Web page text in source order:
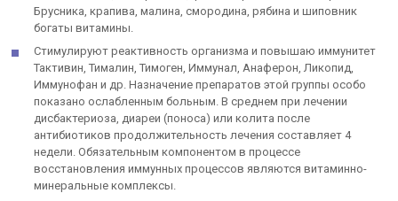
Брусника, крапива, малина, смородина, рябина и шиповник
богаты витамины.
Стимулируют реактивность организма и повышаю иммунитет
Тактивин, Тималин, Тимоген, Иммунал, Анаферон, Ликопид,
Иммунофан и др. Назначение препаратов этой группы особо
показано ослабленным больным. В среднем при лечении
дисбактериоза, диареи (поноса) или колита после
антибиотиков продолжительность лечения составляет 4
недели. Обязательным компонентом в процессе
восстановления иммунных процессов являются витаминно-
минеральные комплексы.